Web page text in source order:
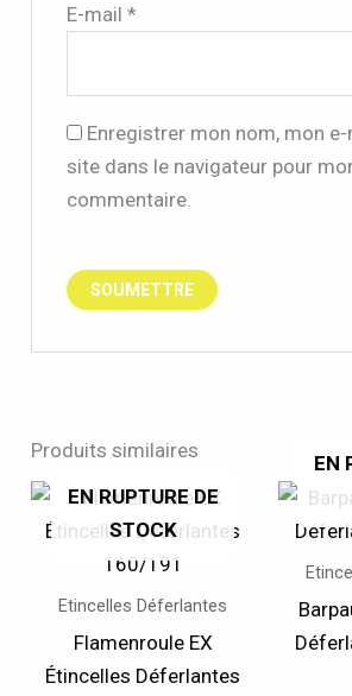
E-mail *
Enregistrer mon nom, mon
site dans le navigateur pour
commentaire.
Produits similaires
EN RUPTURE DE
STOCK
Etincelles Déferlantes
Flamenroule EX
Étincelles Déferlantes
EN